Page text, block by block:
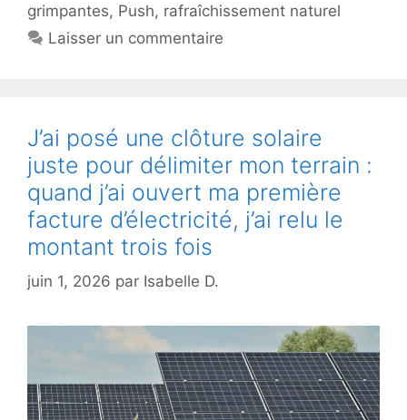
grimpantes, Push, rafraîchissement naturel
Laisser un commentaire
J’ai posé une clôture solaire
juste pour délimiter mon terrain :
quand j’ai ouvert ma première
facture d’électricité, j’ai relu le
montant trois fois
juin 1, 2026 par Isabelle D.